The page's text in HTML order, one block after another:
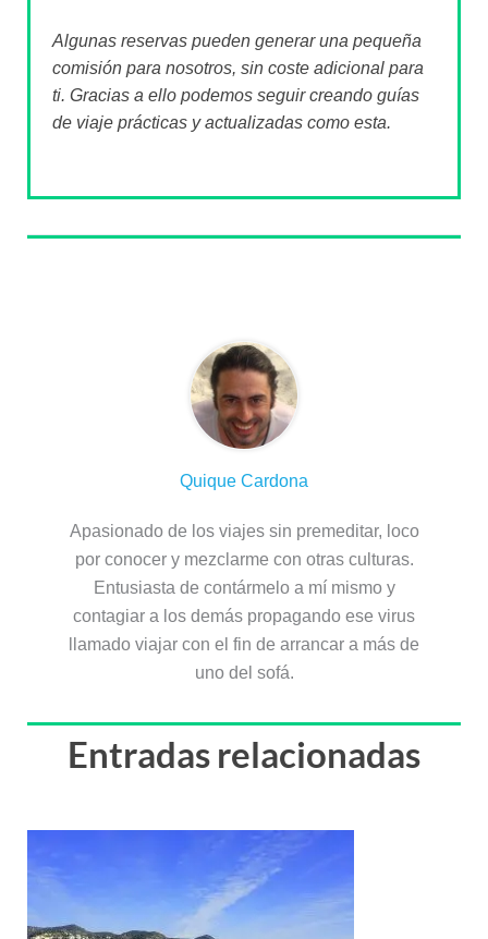
Algunas reservas pueden generar una pequeña
comisión para nosotros, sin coste adicional para
ti. Gracias a ello podemos seguir creando guías
de viaje prácticas y actualizadas como esta.
Quique Cardona
Apasionado de los viajes sin premeditar, loco
por conocer y mezclarme con otras culturas.
Entusiasta de contármelo a mí mismo y
contagiar a los demás propagando ese virus
llamado viajar con el fin de arrancar a más de
uno del sofá.
Entradas relacionadas